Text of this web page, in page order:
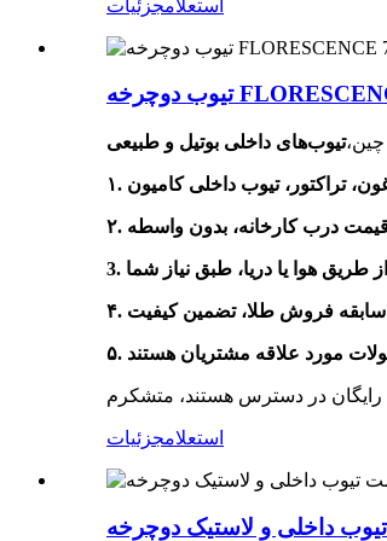
استعلامجزئیات
تیوب‌های داخلی بوتیل و طبیعی
درب کارخانه، بدون واسطه
3. از طریق هوا یا دریا، طبق نیاز شما
مورد علاقه مشتریان هستند
استعلامجزئیات
داخلی و لاستیک دوچرخه